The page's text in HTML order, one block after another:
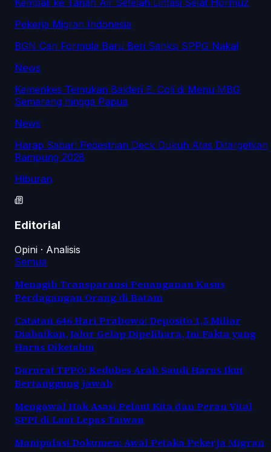
Kembali ke Tanah Air Setelah Lintasi Selat Hormuz
Pekerja Migran Indonesia
BGN Cari Formula Baru Beri Sanksi SPPG Nakal
News
Kemenkes Temukan Bakteri E. Coli di Menu MBG
Semarang hingga Papua
News
Harap Sabar! Pedestrian Deck Dukuh Atas Ditargetkan
Rampung 2028
Hiburan
Editorial
Opini · Analisis
Semua
Menagih Transparansi Penanganan Kasus
Perdagangan Orang di Batam
Catatan 646 Hari Prabowo: Deposito 1,5 Miliar
Diabaikan, Jalur Gelap Dipelihara, Ini Fakta yang
Harus Diketahui
Darurat TPPO: Kedubes Arab Saudi Harus Ikut
Bertanggung jawab
Mengawal Hak Asasi Pelaut Kita dan Peran Vital
SPPI di Laut Lepas Taiwan
Manipulasi Dokumen: Awal Petaka Pekerja Migran